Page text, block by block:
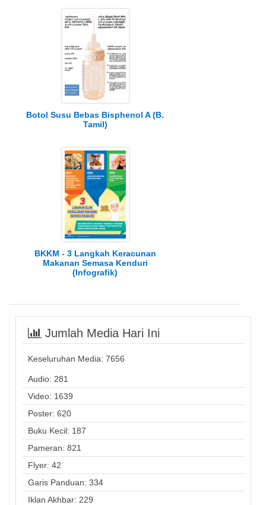
Botol Susu Bebas Bisphenol A (B.
Tamil)
BKKM - 3 Langkah Keracunan
Makanan Semasa Kenduri
(Infografik)
Jumlah Media Hari Ini
Keseluruhan Media: 7656
Audio: 281
Video: 1639
Poster: 620
Buku Kecil: 187
Pameran: 821
Flyer: 42
Garis Panduan: 334
Iklan Akhbar: 229